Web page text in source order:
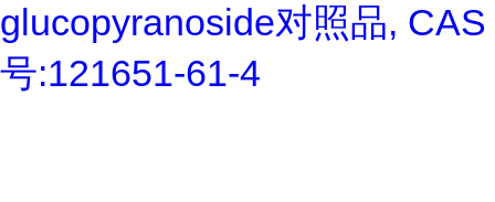
glucopyranoside对照品, CAS
号:121651-61-4